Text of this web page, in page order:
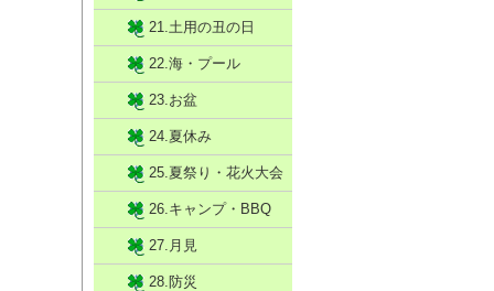
21.土用の丑の日
22.海・プール
23.お盆
24.夏休み
25.夏祭り・花火大会
26.キャンプ・BBQ
27.月見
28.防災